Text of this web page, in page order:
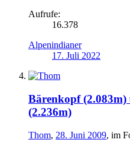
Aufrufe:
16.378
Alpenindianer
17. Juli 2022
Bärenkopf
(2.236m)
Thom, 28. Juni 2009, im